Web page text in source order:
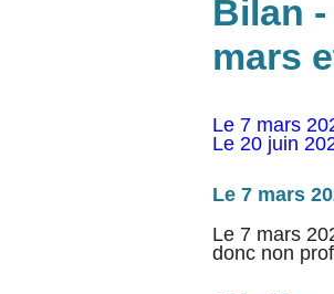
Bilan
mars
Le 7 mars
Le 20 juin
Le 7 mars
Le 7 mars
donc non